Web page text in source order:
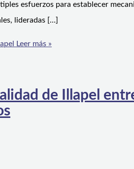
esfuerzos para establecer
lideradas […]
Leer más »
de Illapel